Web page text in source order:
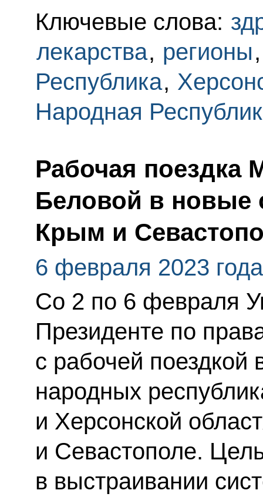
Ключевые слова:
лекарства, регионы
Республика,
Народная
Рабочая поездка
Беловой в новые
Крым и
6 февраля 2023 года
Со 2 по 6 февраля
Президенте по
с рабочей поездкой
народных
и Херсонской
и Севастополе.
в выстраивании